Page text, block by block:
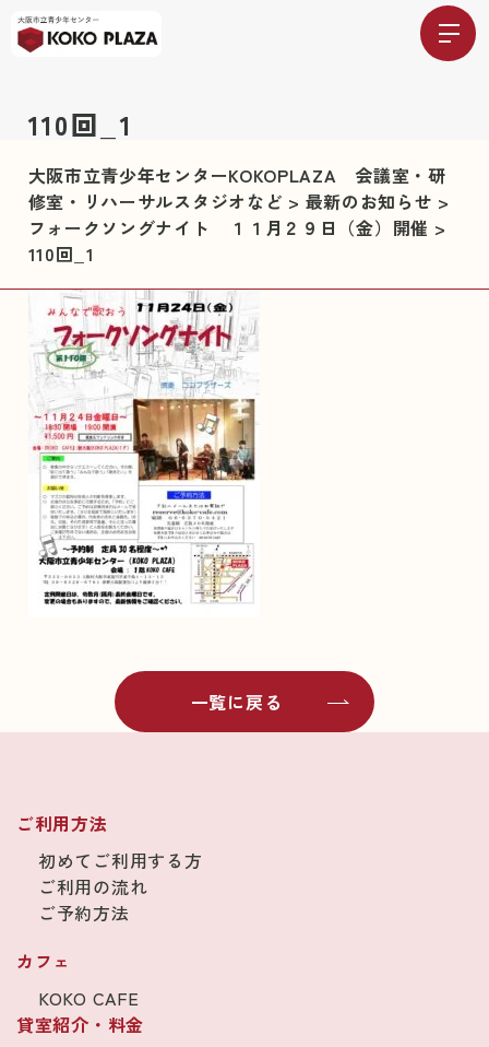
110回_1
大阪市立青少年センターKOKOPLAZA 会議室・研
修室・リハーサルスタジオなど > 最新のお知らせ >
フォークソングナイト １１月２９日（金）開催 >
110回_1
一覧に戻る
ご利用方法
初めてご利用する方
ご利用の流れ
ご予約方法
カフェ
KOKO CAFE
貸室紹介・料金